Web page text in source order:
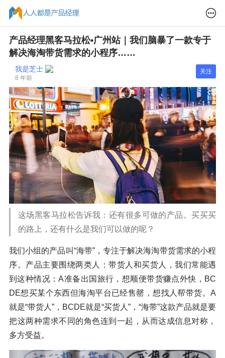
产品经理黑客马拉松•广州站｜我们脑暴了一款专于
解决海淘带货需求的小程序……
我是芝士
8 年前
关注
这场黑客马拉松告诉我：还有很多可做的产品。买买买
的路上，还有什么是我们可以做的呢？
我们小组的产品叫“海带”，专注于解决海淘带货需求的小程
序。产品主要围绕两类人：带货人和买货人，我们常能遇
到这种情况：A准备出国旅行，想顺便带货赚点外快，BC
DE想买某个东西但海淘平台已经售罄，想找人帮带货。A
就是“带货人”，BCDE就是“买货人”，“海带”这款产品就是要
把这两种需求不同的角色连到一起，从而达成信息对称，
多方受益。